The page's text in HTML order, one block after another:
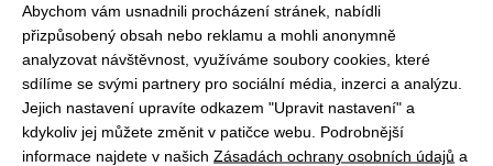
ODEBÍRAT
Vše o nákupu
Abychom vám usnadnili procházení stránek, nabídli
přizpůsobený obsah nebo reklamu a mohli anonymně
analyzovat návštěvnost, využíváme soubory cookies, které
sdílíme se svými partnery pro sociální média, inzerci a analýzu.
Jejich nastavení upravíte odkazem "Upravit nastavení" a
kdykoliv jej můžete změnit v patičce webu. Podrobnější
informace najdete v našich Zásadách ochrany osobních údajů a